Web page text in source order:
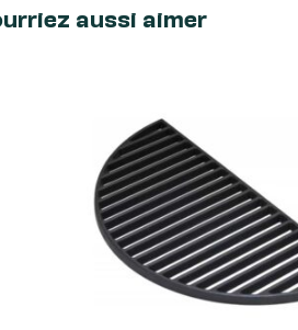
aussi aimer